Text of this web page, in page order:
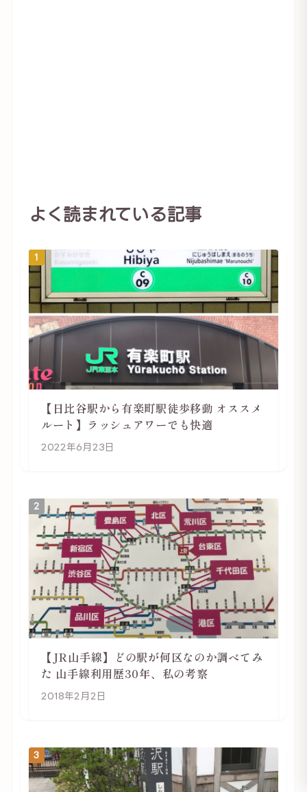
よく読まれている記事
1
【日比谷駅から有楽町駅徒歩移動 オススメ
ルート】ラッシュアワーでも快適
2022年6月23日
2
【JR山手線】どの駅が何区なのか調べてみ
た 山手線利用歴30年、私の考察
2018年2月2日
3